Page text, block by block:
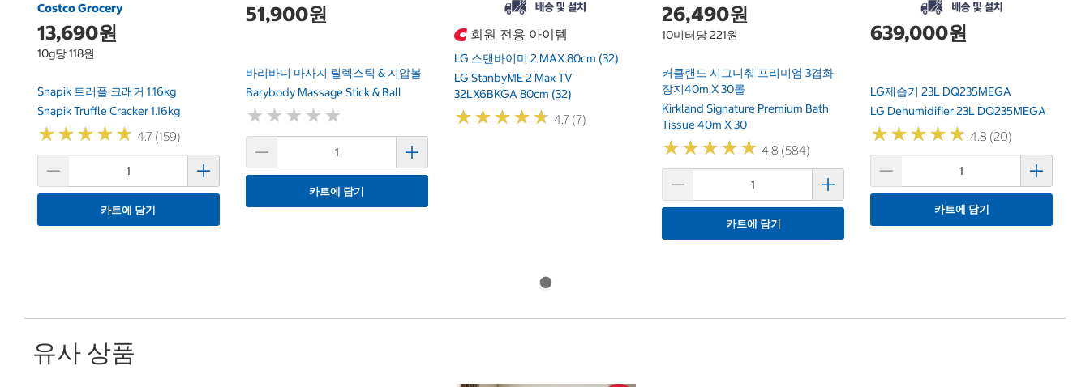
Costco Grocery
13,690원
10g당 118원
Snapik 트러플 크래커 1.16kg
Snapik Truffle Cracker 1.16kg
★★★★★
★★★★★ 4.7 (159)
카트에 담기
51,900원
바리바디 마사지 릴렉스틱 & 지압볼
Barybody Massage Stick & Ball
★ ★ ★ ★ ★
★ ★ ★ ★ ★
카트에 담기
회원 전용 아이템
LG 스탠바이미 2 MAX 80cm (32)
LG StanbyME 2 Max TV
32LX6BKGA 80cm (32)
★★★★★
★★★★★ 4.7 (7)
26,490원
10미터당 221원
커클랜드 시그니춰 프리미엄 3겹화
장지40m X 30롤
Kirkland Signature Premium Bath
Tissue 40m X 30
★★★★★
★★★★★ 4.8 (584)
카트에 담기
639,000원
LG제습기 23L DQ235MEGA
LG Dehumidifier 23L DQ235MEGA
★★★★★
★★★★★ 4.8 (20)
카트에 담기
유사 상품